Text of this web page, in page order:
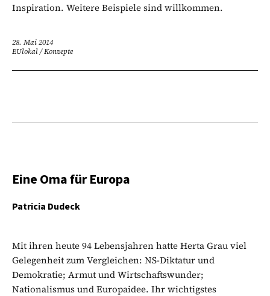
Inspiration. Weitere Beispiele sind willkommen.
28. Mai 2014
EUlokal/Konzepte
Eine Oma für Europa
Patricia Dudeck
Mit ihren heute 94 Lebensjahren hatte Herta Grau viel
Gelegenheit zum Vergleichen: NS-Diktatur und
Demokratie; Armut und Wirtschaftswunder;
Nationalismus und Europaidee. Ihr wichtigstes